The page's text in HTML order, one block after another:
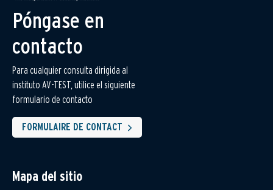
Póngase en
contacto
Para cualquier consulta dirigida al
instituto AV-TEST, utilice el siguiente
formulario de contacto
FORMULAIRE DE CONTACT
Mapa del sitio